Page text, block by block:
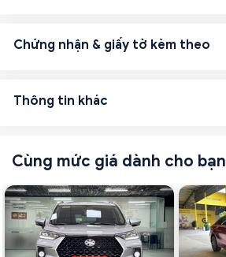
Chứng nhận & giấy tờ kèm theo
Thông tin khác
Cùng mức giá dành cho bạn